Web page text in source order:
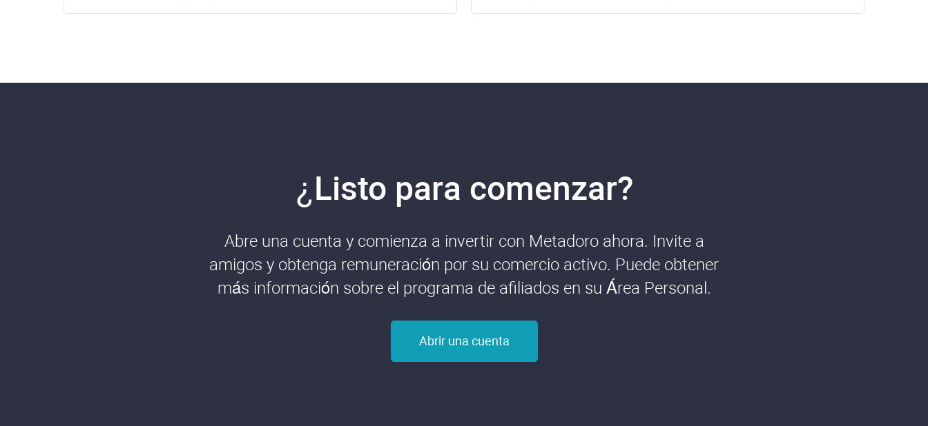
¿Listo para comenzar?
Abre una cuenta y comienza a invertir con Metadoro ahora. Invite a
amigos y obtenga remuneración por su comercio activo. Puede obtener
más información sobre el programa de afiliados en su Área Personal.
Abrir una cuenta